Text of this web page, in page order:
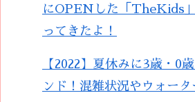
にOPENした「TheKids
ってきたよ！
【2022】夏休みに3歳・0
ンド！混雑状況やウォータ